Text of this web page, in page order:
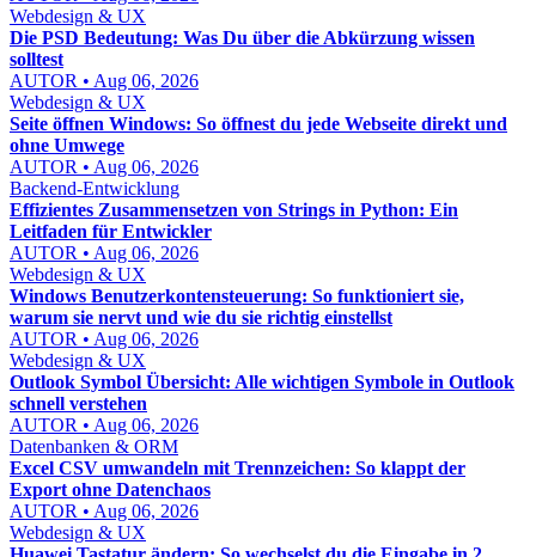
Webdesign & UX
Die PSD Bedeutung: Was Du über die Abkürzung wissen
solltest
AUTOR • Aug 06, 2026
Webdesign & UX
Seite öffnen Windows: So öffnest du jede Webseite direkt und
ohne Umwege
AUTOR • Aug 06, 2026
Backend-Entwicklung
Effizientes Zusammensetzen von Strings in Python: Ein
Leitfaden für Entwickler
AUTOR • Aug 06, 2026
Webdesign & UX
Windows Benutzerkontensteuerung: So funktioniert sie,
warum sie nervt und wie du sie richtig einstellst
AUTOR • Aug 06, 2026
Webdesign & UX
Outlook Symbol Übersicht: Alle wichtigen Symbole in Outlook
schnell verstehen
AUTOR • Aug 06, 2026
Datenbanken & ORM
Excel CSV umwandeln mit Trennzeichen: So klappt der
Export ohne Datenchaos
AUTOR • Aug 06, 2026
Webdesign & UX